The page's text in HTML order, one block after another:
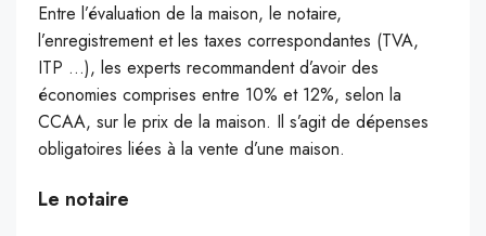
Entre l’évaluation de la maison, le notaire,
l’enregistrement et les taxes correspondantes (TVA,
ITP …), les experts recommandent d’avoir des
économies comprises entre 10% et 12%, selon la
CCAA, sur le prix de la maison. Il s’agit de dépenses
obligatoires liées à la vente d’une maison.
Le notaire